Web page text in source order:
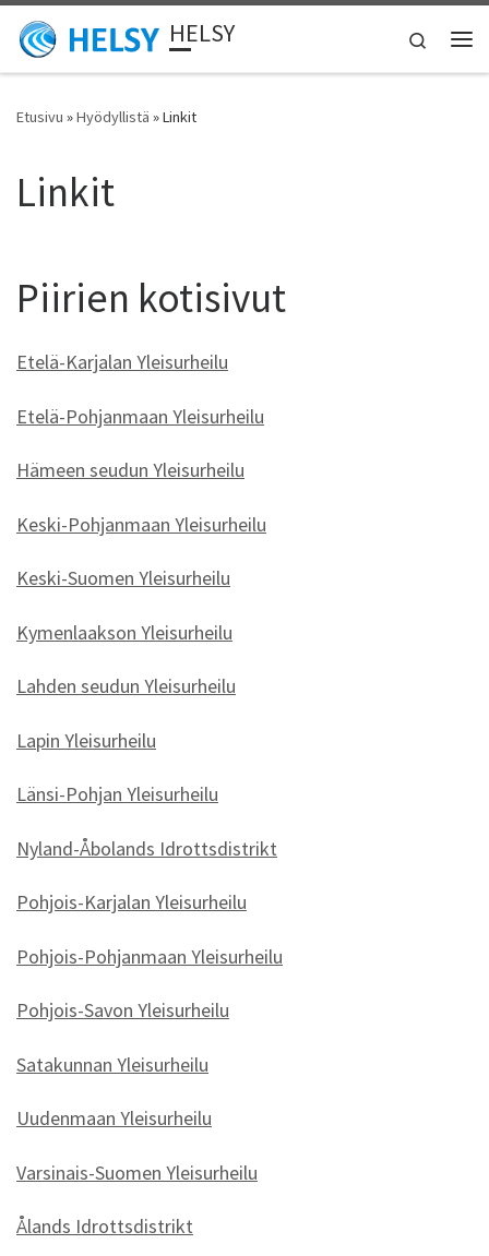
Skip to content HELSY
Search
Etusivu »Hyödyllistä »Linkit
Linkit
Piirien kotisivut
Etelä-Karjalan Yleisurheilu
Etelä-Pohjanmaan Yleisurheilu
Hämeen seudun Yleisurheilu
Keski-Pohjanmaan Yleisurheilu
Keski-Suomen Yleisurheilu
Kymenlaakson Yleisurheilu
Lahden seudun Yleisurheilu
Lapin Yleisurheilu
Länsi-Pohjan Yleisurheilu
Nyland-Åbolands Idrottsdistrikt
Pohjois-Karjalan Yleisurheilu
Pohjois-Pohjanmaan Yleisurheilu
Pohjois-Savon Yleisurheilu
Satakunnan Yleisurheilu
Uudenmaan Yleisurheilu
Varsinais-Suomen Yleisurheilu
Ålands Idrottsdistrikt